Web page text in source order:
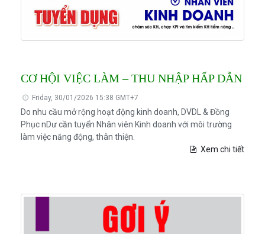
CƠ HỘI VIỆC LÀM – THU NHẬP HẤP DẪN
Friday, 30/01/2026 15:38 GMT+7
Do nhu cầu mở rộng hoạt động kinh doanh, DVDL & Đồng
Phục nDư cần tuyển Nhân viên Kinh doanh với môi trường
làm việc năng động, thân thiện.
Xem chi tiết